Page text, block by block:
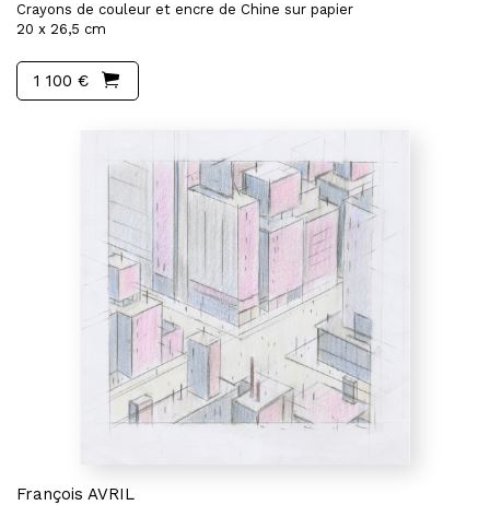
Crayons de couleur et encre de Chine sur papier
20 x 26,5 cm
1 100 €
François AVRIL